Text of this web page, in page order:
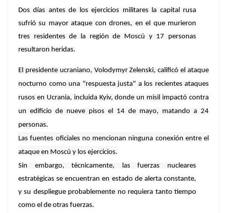
Dos días antes de los ejercicios militares la capital rusa
sufrió su mayor ataque con drones, en el que murieron
tres residentes de la región de Moscú y 17 personas
resultaron heridas.
El presidente ucraniano, Volodymyr Zelenski, calificó el ataque
nocturno como una "respuesta justa" a los recientes ataques
rusos en Ucrania, incluida Kyiv, donde un misil impactó contra
un edificio de nueve pisos el 14 de mayo, matando a 24
personas.
Las fuentes oficiales no mencionan ninguna conexión entre el
ataque en Moscú y los ejercicios.
Sin embargo, técnicamente, las fuerzas nucleares
estratégicas se encuentran en estado de alerta constante,
y su despliegue probablemente no requiera tanto tiempo
como el de otras fuerzas.